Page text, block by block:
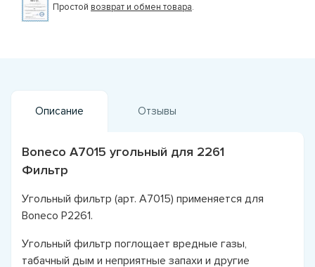
Простой возврат и обмен товара.
Описание Отзывы
Boneco A7015 угольный для 2261
Фильтр
Угольный фильтр (арт. A7015) применяется для
Boneco P2261.
Угольный фильтр поглощает вредные газы,
табачный дым и неприятные запахи и другие